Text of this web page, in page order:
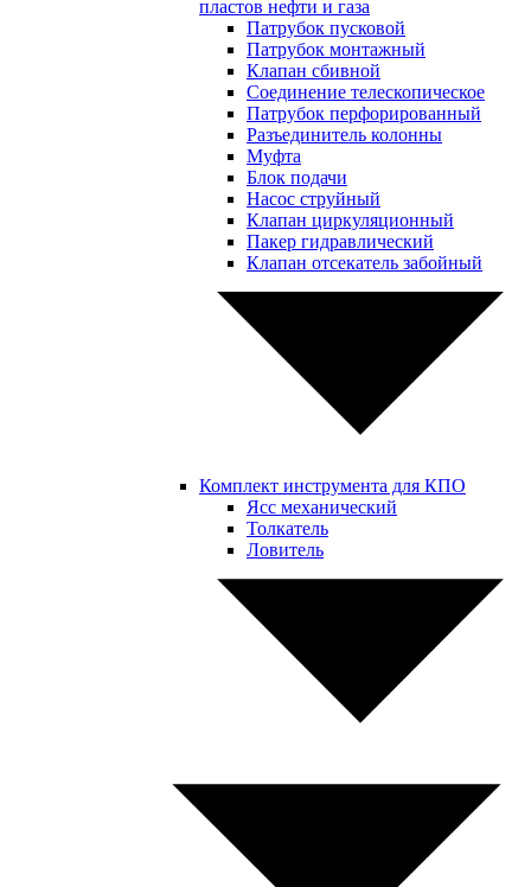
пластов нефти и газа
Патрубок пусковой
Патрубок монтажный
Клапан сбивной
Соединение телескопическое
Патрубок перфорированный
Разъединитель колонны
Муфта
Блок подачи
Насос струйный
Клапан циркуляционный
Пакер гидравлический
Клапан отсекатель забойный
Комплект инструмента для КПО
Ясс механический
Толкатель
Ловитель